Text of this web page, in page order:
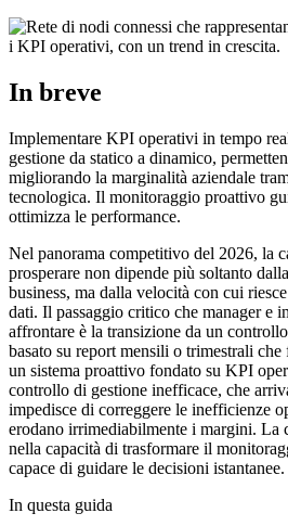
In breve
Implementare KPI operativi in tempo
gestione da statico a dinamico,
migliorando la marginalità aziendale
tecnologica. Il monitoraggio proattivo
ottimizza le performance.
Nel panorama competitivo del 2026, la
prosperare non dipende più soltanto
business, ma dalla velocità con cui
dati. Il passaggio critico che manager e
affrontare è la transizione da un
basato su report mensili o trimestrali
un sistema proattivo fondato su KPI
controllo di gestione inefficace, che
impedisce di correggere le inefficienze
erodano irrimediabilmente i margini. La
nella capacità di trasformare il
capace di guidare le decisioni istantanee.
In questa guida